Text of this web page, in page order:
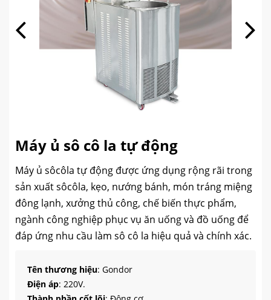
Máy ủ sô cô la tự động
Máy ủ sôcôla tự động được ứng dụng rộng rãi trong
sản xuất sôcôla, kẹo, nướng bánh, món tráng miệng
đông lạnh, xưởng thủ công, chế biến thực phẩm,
ngành công nghiệp phục vụ ăn uống và đồ uống để
đáp ứng nhu cầu làm sô cô la hiệu quả và chính xác.
Tên thương hiệu: Gondor
Điện áp: 220V.